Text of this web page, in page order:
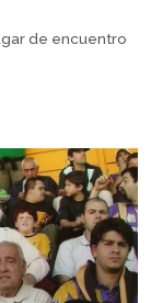
de encuentro